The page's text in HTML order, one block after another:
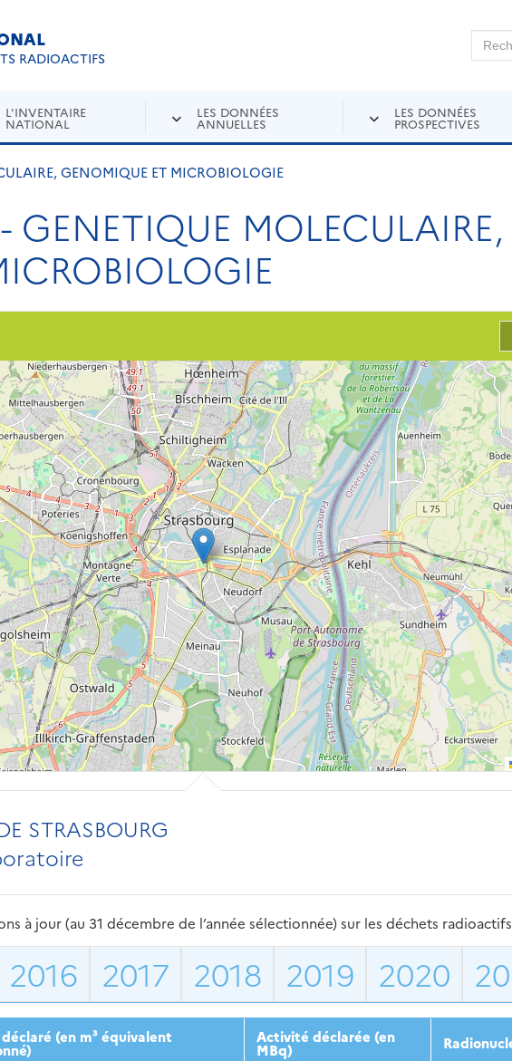
RADIOACTIFS
Rechercher
L'INVENTAIRE
NATIONAL
LES DONNÉES
ANNUELLES
LES DONNÉES
PROSPECTIVES
GENOMIQUE ET MICROBIOLOGIE
GENETIQUE MOLECULAIRE,
STRASBOURG
à jour (au 31 décembre de l’année sélectionnée) sur les déchets
2016 2017 2018 2019 2020
(en m³ équivalent Activité déclarée (en
MBq)